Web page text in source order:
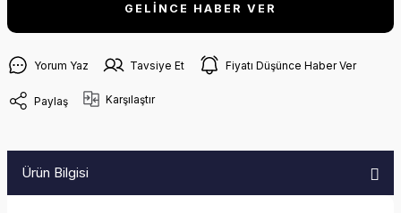
GELİNCE HABER VER
Yorum Yaz Tavsiye Et Fiyatı Düşünce Haber Ver
Paylaş Karşılaştır
Ürün Bilgisi